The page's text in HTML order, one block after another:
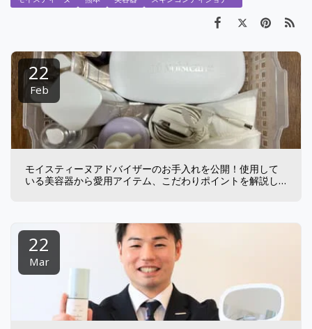
22
Feb
モイスティーヌアドバイザーのお手入れを公開！使用して
いる美容器から愛用アイテム、こだわりポイントを解説し
22
Mar